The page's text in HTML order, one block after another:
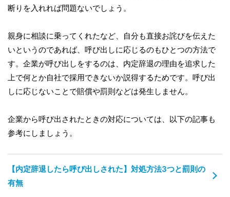
断りを入れれば問題ないでしょう。
親身に相談に乗ってくれたなど、自分も直接お詫びを伝えた
いというのであれば、呼び出しに応じるのもひとつの方法で
す。企業が呼び出しをするのは、内定辞退の理由を追求した
上で何とか自社で採用できないか説得するためです。呼び出
しに応じないことで賠償や罰則などは発生しません。
企業から呼び出されたときの対応については、以下の記事も
参考にしましょう。
【内定辞退したら呼び出しされた】対処方法3つと罰則の
有無